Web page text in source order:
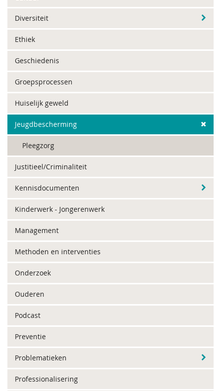
Diversiteit
Ethiek
Geschiedenis
Groepsprocessen
Huiselijk geweld
Jeugdbescherming
Pleegzorg
Justitieel/Criminaliteit
Kennisdocumenten
Kinderwerk - Jongerenwerk
Management
Methoden en interventies
Onderzoek
Ouderen
Podcast
Preventie
Problematieken
Professionalisering